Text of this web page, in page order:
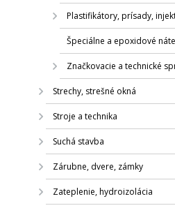
Plastifikátory, prísady,
Špeciálne a epoxidové
Značkovacie a technické
Strechy, strešné okná
Stroje a technika
Suchá stavba
Zárubne, dvere, zámky
Zateplenie, hydroizolácia